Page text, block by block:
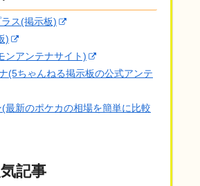
ラス(掲示板)
)
ンアンテナサイト)
(5ちゃんねる掲示板の公式アンテ
(最新のポケカの相場を簡単に比較
記事